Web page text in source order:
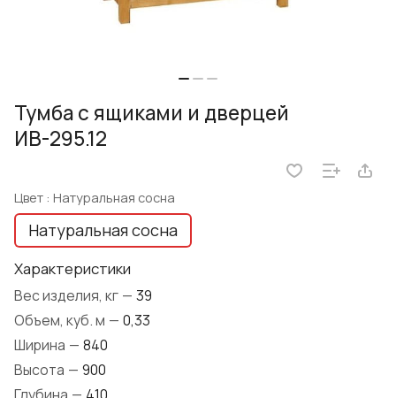
Тумба с ящиками и дверцей
ИВ-295.12
Цвет : Натуральная сосна
Натуральная сосна
Характеристики
Вес изделия, кг — 39
Объем, куб. м — 0,33
Ширина — 840
Высота — 900